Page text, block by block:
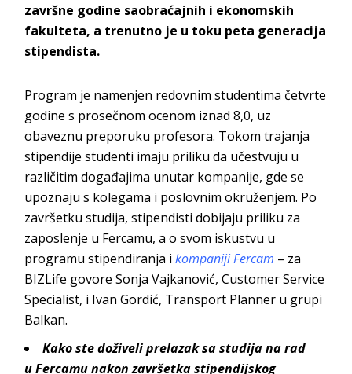
završne godine saobraćajnih i ekonomskih
fakulteta, a trenutno je u toku peta generacija
stipendista.
Program je namenjen redovnim studentima četvrte
godine s prosečnom ocenom iznad 8,0, uz
obaveznu preporuku profesora. Tokom trajanja
stipendije studenti imaju priliku da učestvuju u
različitim događajima unutar kompanije, gde se
upoznaju s kolegama i poslovnim okruženjem. Po
završetku studija, stipendisti dobijaju priliku za
zaposlenje u Fercamu, a o svom iskustvu u
programu stipendiranja ikompanijiFercam – za
BIZLife govoreSonja Vajkanović,Customer Service
Specialist, i Ivan Gordić, Transport Planner u grupi
Balkan.
Kako ste doživeli prelazak sa studija na rad
uFercamunakon završetka stipendijskog